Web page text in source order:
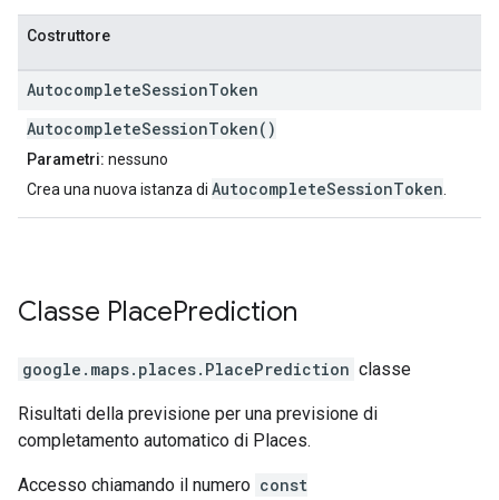
Costruttore
AutocompleteSessionToken
AutocompleteSessionToken()
Parametri: nessuno
Crea una nuova istanza di AutocompleteSessionToken.
Classe PlacePrediction
google.maps.places. PlacePrediction classe
Risultati della previsione per una previsione di
completamento automatico di Places.
Accesso chiamando il numero const